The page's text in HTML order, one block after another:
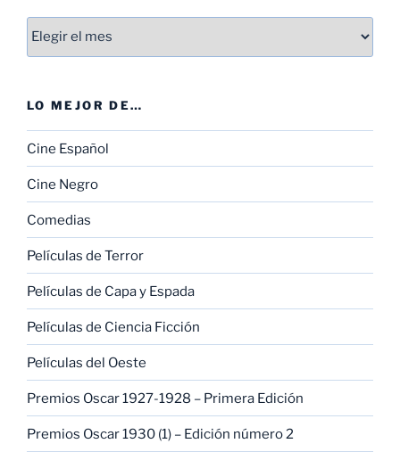
Entradas
LO MEJOR DE…
Cine Español
Cine Negro
Comedias
Películas de Terror
Películas de Capa y Espada
Películas de Ciencia Ficción
Películas del Oeste
Premios Oscar 1927-1928 – Primera Edición
Premios Oscar 1930 (1) – Edición número 2